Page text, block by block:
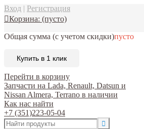
Вход | Регистрация
Корзина: (пусто)
Общая сумма (с учетом скидки)пусто
Купить в 1 клик
Перейти в корзину
Запчасти на Lada, Renault, Datsun и
Nissan Almera, Terrano в наличии
Как нас найти
+7 (351)223-05-04